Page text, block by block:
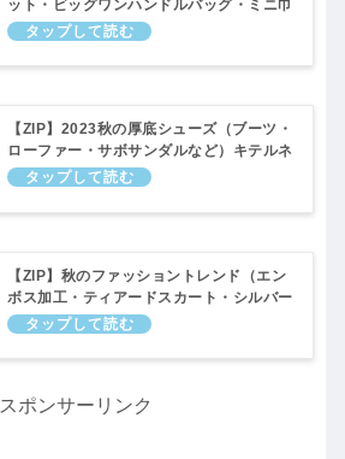
ット・ビッグワンハンドルバッグ・ミニ巾
着・カラーファー）キテルネ｜2023年10
【ZIP】2023秋の厚底シューズ（ブーツ・
ローファー・サボサンダルなど）キテルネ
｜10月4日
【ZIP】秋のファッショントレンド（エン
ボス加工・ティアードスカート・シルバー
アイテムなど）キテルネ｜2023年9月22
スポンサーリンク